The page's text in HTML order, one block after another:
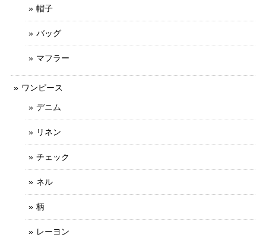
帽子
バッグ
マフラー
ワンピース
デニム
リネン
チェック
ネル
柄
レーヨン